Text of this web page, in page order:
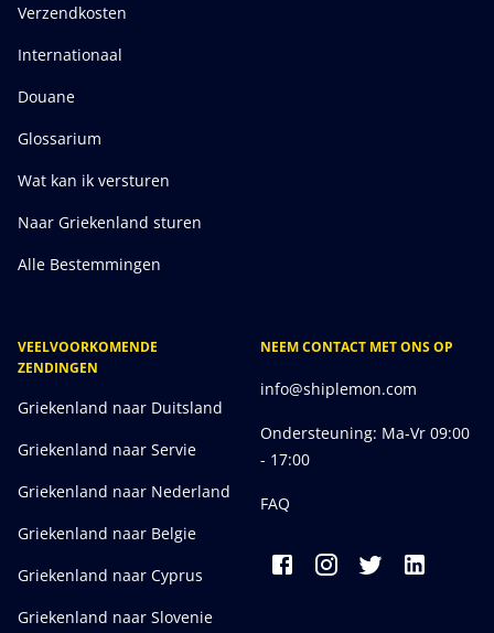
Verzendkosten
Internationaal
Douane
Glossarium
Wat kan ik versturen
Naar Griekenland sturen
Alle Bestemmingen
VEELVOORKOMENDE
ZENDINGEN
Griekenland naar Duitsland
Griekenland naar Servie
Griekenland naar Nederland
Griekenland naar Belgie
Griekenland naar Cyprus
Griekenland naar Slovenie
NEEM CONTACT MET ONS OP
info@shiplemon.com
Ondersteuning: Ma-Vr 09:00
- 17:00
FAQ